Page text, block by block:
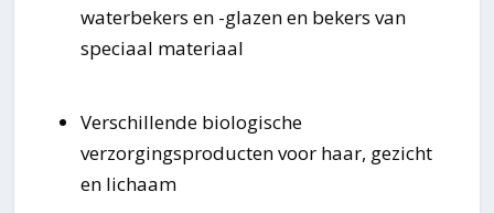
waterbekers en -glazen en bekers van
speciaal materiaal
Verschillende biologische
verzorgingsproducten voor haar, gezicht
en lichaam